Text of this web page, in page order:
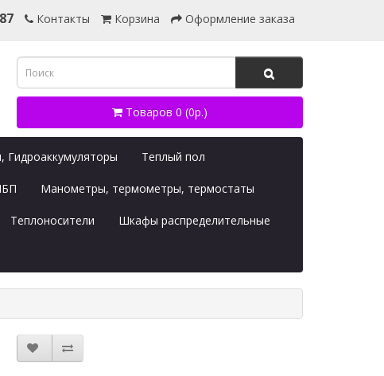
Контакты Корзина Оформление заказа
Товаров 0 (0р.)
Гидроаккумуляторы Теплый пол
Манометры, термометры, термостаты
Теплоносители Шкафы распределительные